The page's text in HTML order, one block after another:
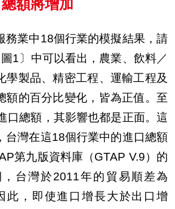
額將增加
務業中18個行業的模擬結果，請
1 〕中可以看出，農業、飲料／
學製品、精密工程、運輸工程及
額的百分比變化，皆為正值。至
口總額，其影響也都是正面。這
台灣在這18個行業中的進口總額
第九版資料庫（GTAP V.9）的
台灣於2011年的貿易順差為
此，即使進口增長大於出口增